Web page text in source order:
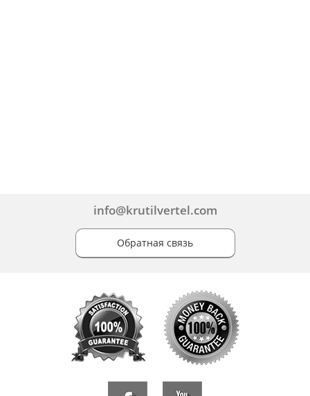
info@krutilvertel.com
Обратная связь